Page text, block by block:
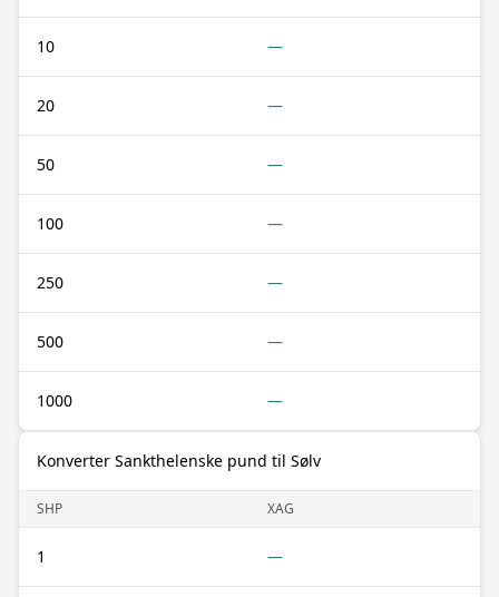
10 —
20 —
50 —
100 —
250 —
500 —
1000 —
Konverter Sankthelenske pund til Sølv
SHP XAG
1 —